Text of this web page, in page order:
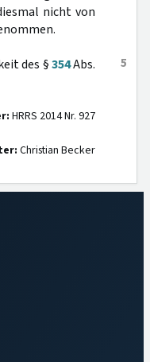
nicht von
5
des §354Abs.
HRRS 2014 Nr. 927
Christian Becker